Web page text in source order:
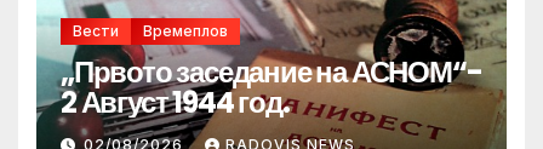
Вести Времеплов
„Првото заседание на АСНОМ“-
2 Август 1944 год.
02/08/2026 RADOVIS NEWS